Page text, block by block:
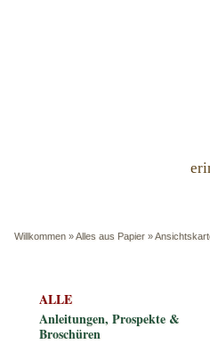
Willkommen »Alles aus Papier »
ALLE
Anleitungen, Prospekte &
Broschüren